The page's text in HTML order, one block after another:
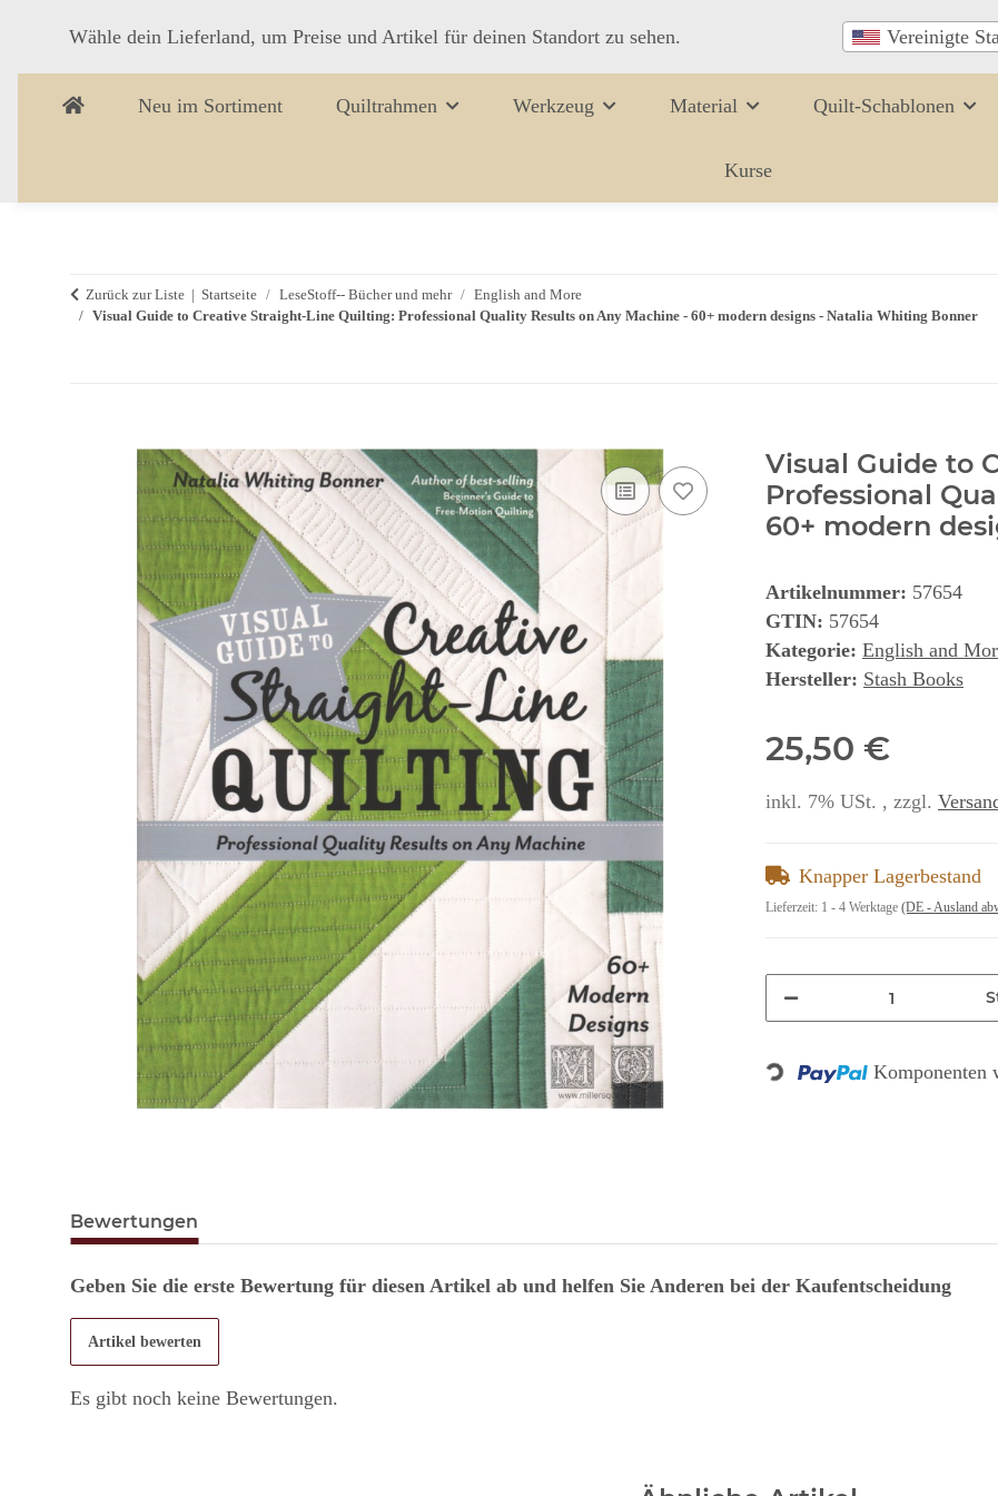
Wähle dein Lieferland, um Preise und Artikel für deinen Standort zu sehen. Vereinigte
Neu im Sortiment Quiltrahmen Werkzeug Material Quilt-Schablonen
Kurse
Zurück zur Liste Startseite LeseStoff-- Bücher und mehr
English and More
Visual Guide to Creative Straight-Line Quilting: Professional Quality Results on Any Machine - 60+ modern designs - Natalia Whiting Bonner
Visual Guide to
Professional
60+ modern
Artikelnummer: 57654
GTIN: 57654
Kategorie: English and
Hersteller: Stash Books
25,50 €
inkl. 7% USt. , zzgl.
Knapper Lagerbestand
Lieferzeit: 1 - 4 Werktage (DE - Ausland
Loading... Komponenten
Bewertungen
Geben Sie die erste Bewertung für diesen Artikel ab und helfen Sie Anderen bei der Kaufentscheidung
Artikel bewerten
Es gibt noch keine Bewertungen.